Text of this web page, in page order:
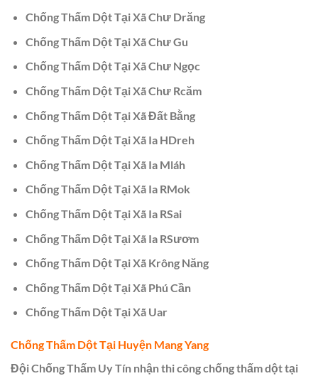
Chống Thấm Dột Tại Xã Chư Drăng
Chống Thấm Dột Tại Xã Chư Gu
Chống Thấm Dột Tại Xã Chư Ngọc
Chống Thấm Dột Tại Xã Chư Rcăm
Chống Thấm Dột Tại Xã Đất Bằng
Chống Thấm Dột Tại Xã Ia HDreh
Chống Thấm Dột Tại Xã Ia Mláh
Chống Thấm Dột Tại Xã Ia RMok
Chống Thấm Dột Tại Xã Ia RSai
Chống Thấm Dột Tại Xã Ia RSươm
Chống Thấm Dột Tại Xã Krông Năng
Chống Thấm Dột Tại Xã Phú Cần
Chống Thấm Dột Tại Xã Uar
Chống Thấm Dột Tại Huyện Mang Yang
Đội Chống Thấm Uy Tín nhận thi công chống thấm dột tại